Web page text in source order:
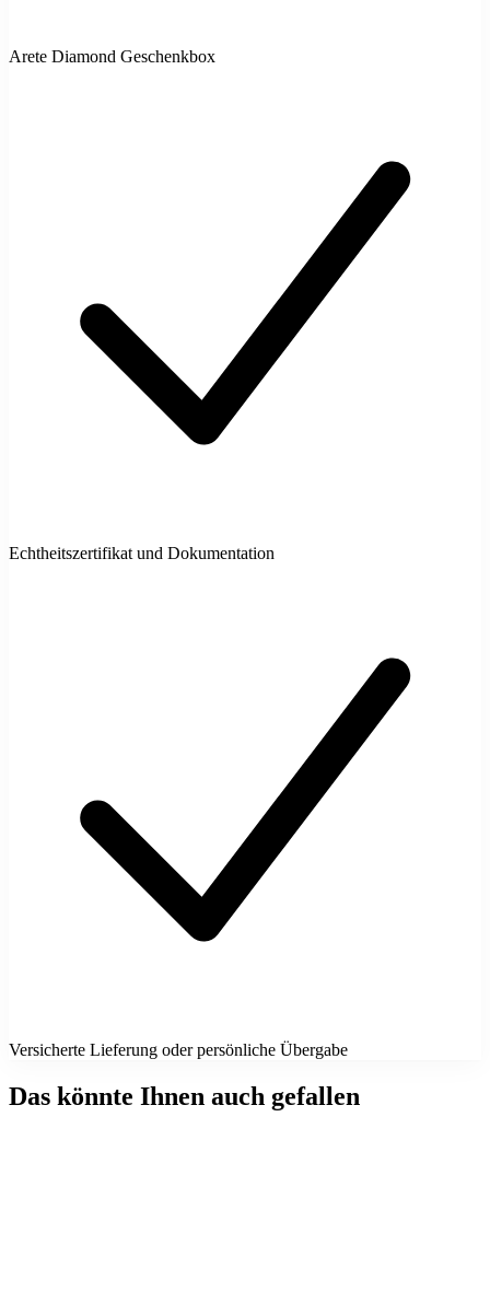
Arete Diamond Geschenkbox
Echtheitszertifikat und Dokumentation
Versicherte Lieferung oder persönliche Übergabe
Das könnte Ihnen auch gefallen